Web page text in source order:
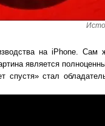
на iPhone.
является
спустя» стал